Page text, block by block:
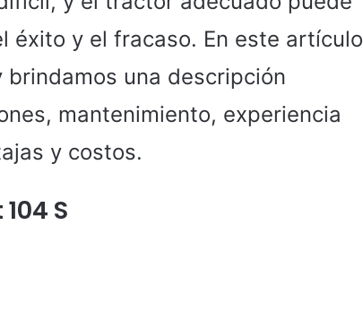
éxito y el fracaso. En este artículo
brindamos una descripción
mantenimiento, experiencia
y costos.
S